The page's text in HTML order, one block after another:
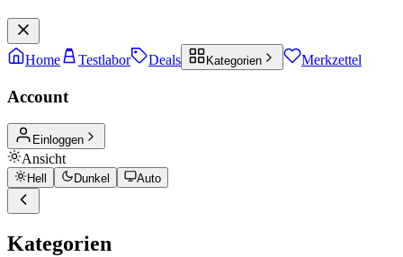
Home Testlabor Deals Kategorien Merkzettel
Account
Einloggen
Ansicht
Hell Dunkel Auto
Kategorien